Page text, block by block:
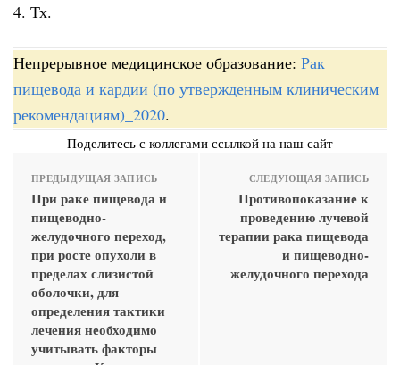
4. Тх.
Непрерывное медицинское образование: Рак
пищевода и кардии (по утвержденным клиническим
рекомендациям)_2020.
Поделитесь с коллегами ссылкой на наш сайт
ПРЕДЫДУЩАЯ ЗАПИСЬ
При раке пищевода и
пищеводно-
желудочного переход,
при росте опухоли в
пределах слизистой
оболочки, для
определения тактики
лечения необходимо
учитывать факторы
СЛЕДУЮЩАЯ ЗАПИСЬ
Противопоказание к
проведению лучевой
терапии рака пищевода
и пищеводно-
желудочного перехода